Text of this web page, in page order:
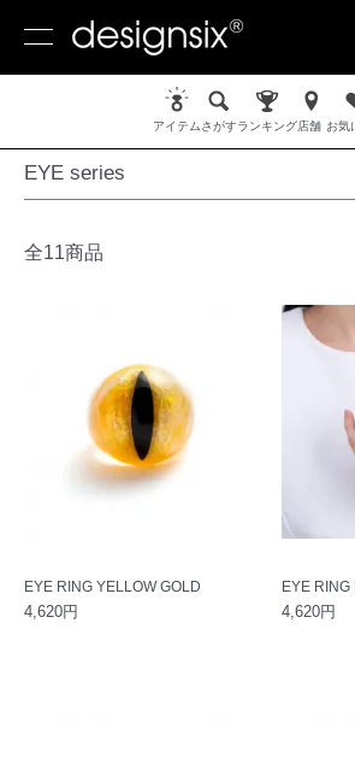
アイテムさがすランキング店舗 お気
MATERIAL / 素材 RESIN / レジン
EYE series
全11商品
EYE RING YELLOW GOLD
4,620円
EYE RING
4,620円